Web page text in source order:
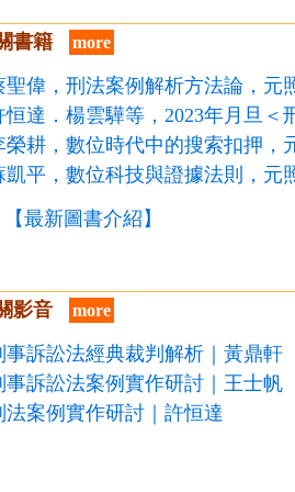
書籍 more
聖偉，刑法案例解析方法論，元
恒達．楊雲驊等，2023年月旦＜
榮耕，數位時代中的搜索扣押，
凱平，數位科技與證據法則，元
【最新圖書介紹】
影音 more
事訴訟法經典裁判解析｜黃鼎軒
事訴訟法案例實作研討｜王士帆
法案例實作研討｜許恒達